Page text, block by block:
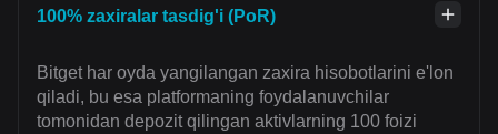
100% zaxiralar tasdig'i (PoR)
Bitget har oyda yangilangan zaxira hisobotlarini e'lon
qiladi, bu esa platformaning foydalanuvchilar
tomonidan depozit qilingan aktivlarning 100 foizi